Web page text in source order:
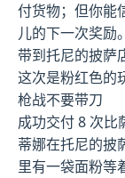
付货物；但你能
儿的下一次奖励
带到托尼的披萨
这次是粉红色的
枪战不要带刀
成功交付 8 次比
蒂娜在托尼的披
里有一袋面粉等